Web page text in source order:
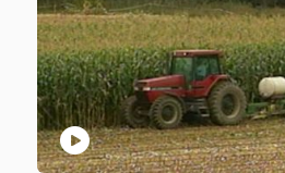
play_circle